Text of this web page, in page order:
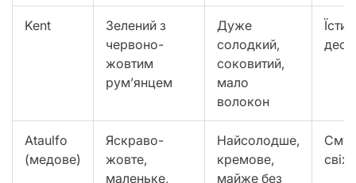
Kent
Зелений з
червоно-
жовтим
рум’янцем
Дуже
солодкий,
соковитий,
мало
волокон
Їсти
Ataulfo
(медове)
Яскраво-
жовте,
маленьке,
Найсолодше,
кремове,
майже без